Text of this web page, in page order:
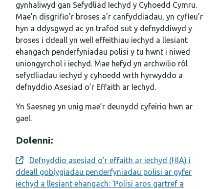
gynhaliwyd gan Sefydliad Iechyd y Cyhoedd Cymru.
Mae’n disgrifio’r broses a’r canfyddiadau, yn cyfleu’r
hyn a ddysgwyd ac yn trafod sut y defnyddiwyd y
broses i ddeall yn well effeithiau iechyd a llesiant
ehangach penderfyniadau polisi y tu hwnt i niwed
uniongyrchol i iechyd. Mae hefyd yn archwilio rôl
sefydliadau iechyd y cyhoedd wrth hyrwyddo a
defnyddio Asesiad o’r Effaith ar Iechyd.
Yn Saesneg yn unig mae’r deunydd cyfeirio hwn ar
gael.
Dolenni:
Opens a new window
Defnyddio asesiad o’r effaith ar iechyd (HIA) i
ddeall goblygiadau penderfyniadau polisi ar gyfer
iechyd a llesiant ehangach: ‘Polisi aros gartref a